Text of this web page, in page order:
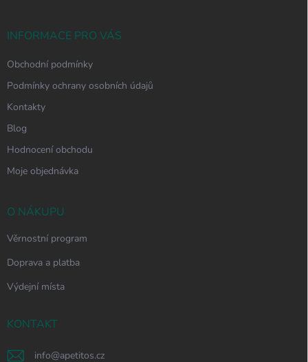
INFORMACE PRO VÁS
Obchodní podmínky
Podmínky ochrany osobních údajů
Kontakty
Blog
Hodnocení obchodu
Moje objednávka
O NÁKUPU
Věrnostní program
Doprava a platba
Výdejní místa
KONTAKT
info@apetitos.cz